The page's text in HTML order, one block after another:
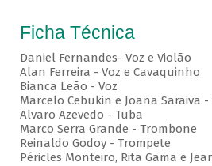
Ficha Técnica
Daniel Fernandes- Voz e Violão
Alan Ferreira - Voz e Cavaquinho
Bianca Leão - Voz
Marcelo Cebukin e Joana Saraiva
Alvaro Azevedo - Tuba
Marco Serra Grande - Trombone
Reinaldo Godoy - Trompete
Péricles Monteiro, Rita Gama e